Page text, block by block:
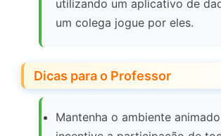
utilizando um aplicativo de
um colega jogue por eles.
Dicas para o Professor
Mantenha o ambiente